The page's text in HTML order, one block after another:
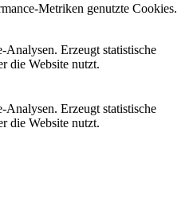
Metriken genutzte Cookies.
Erzeugt statistische
die Website nutzt.
Erzeugt statistische
die Website nutzt.